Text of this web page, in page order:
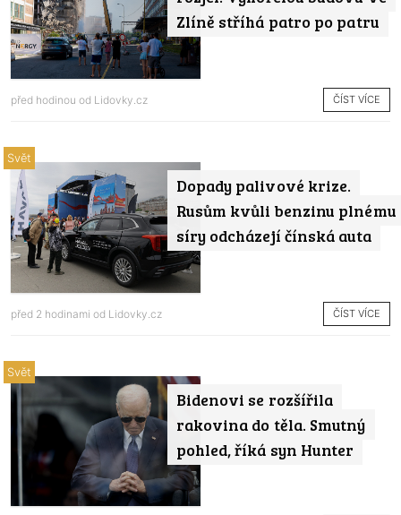
Zlíně stříhá patro po patru
před hodinou od Lidovky.cz ČÍST VÍCE
Dopady palivové krize.
Rusům kvůli benzinu plnému
síry odcházejí čínská auta
Svět
před 2 hodinami od Lidovky.cz ČÍST VÍCE
Bidenovi se rozšířila
rakovina do těla. Smutný
pohled, říká syn Hunter
Svět